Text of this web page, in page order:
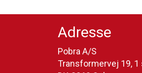
Adresse
Pobra A/S
Transformervej 19, 1